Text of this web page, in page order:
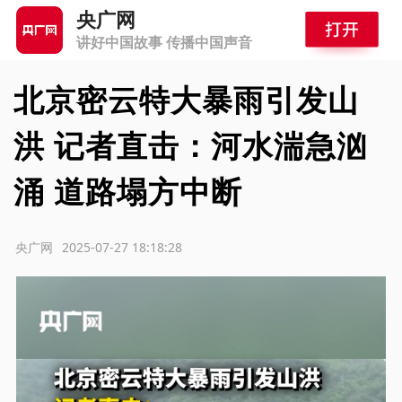
央广网
讲好中国故事 传播中国声音
北京密云特大暴雨引发山
洪 记者直击：河水湍急汹
涌 道路塌方中断
2025-07-27 18:18:28
央广网